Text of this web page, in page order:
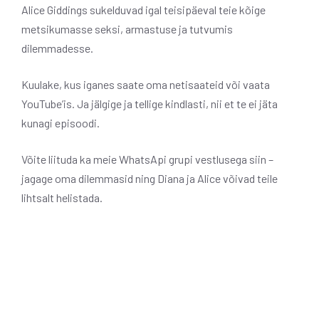
Alice Giddings sukelduvad igal teisipäeval teie kõige
metsikumasse seksi, armastuse ja tutvumis
dilemmadesse.
Kuulake, kus iganes saate oma netisaateid või vaata
YouTube’is. Ja jälgige ja tellige kindlasti, nii et te ei jäta
kunagi episoodi.
Võite liituda ka meie WhatsApi grupi vestlusega siin –
jagage oma dilemmasid ning Diana ja Alice võivad teile
lihtsalt helistada.